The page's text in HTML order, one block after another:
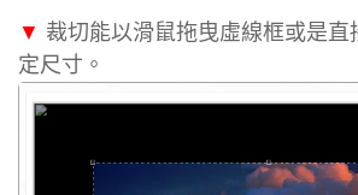
▼ 裁切能以滑鼠拖曳虛線框或是直
定尺寸。